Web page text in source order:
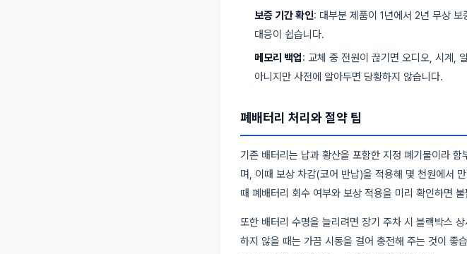
보증 기간 확인: 대부분 제품이 1년에서 2년 무상
대응이 쉽습니다.
메모리 백업: 교체 중 전원이 끊기면 오디오, 시계,
아니지만 사전에 알아두면 당황하지 않습니다.
폐배터리 처리와 절약 팁
기존 배터리는 납과 황산을 포함한 지정 폐기물이라
며, 이때 보상 차감(코어 반납)을 적용해 몇 천원에서
때 폐배터리 회수 여부와 보상 적용을 미리 확인하면
또한 배터리 수명을 늘리려면 장기 주차 시 블랙박스
하지 않을 때는 가끔 시동을 걸어 충전해 주는 것이 좋